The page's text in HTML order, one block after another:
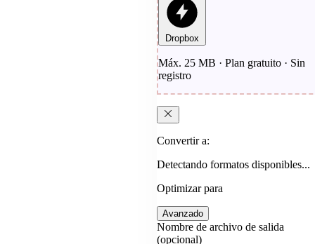
Dropbox
Máx. 25 MB · Plan gratuito · Sin
registro
Convertir a:
Detectando formatos disponibles...
Optimizar para
Avanzado
Nombre de archivo de salida
(opcional)